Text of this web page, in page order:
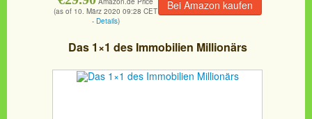
Bei Amazon kaufen
(as of 10. März 2020 09:28 CET
- Details)
Das 1×1 des Immobilien Millionärs